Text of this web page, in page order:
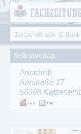
Fachmagazine
Suchformular
Suche
Selbstverlag
Anschrift
Aarstraße 17
56368
Cookie-Einstellungen